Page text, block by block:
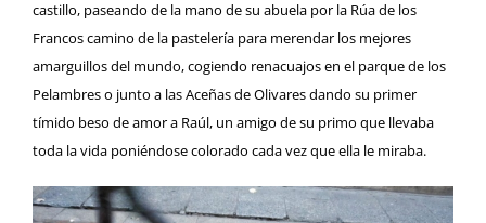
castillo, paseando de la mano de su abuela por la Rúa de los
Francos camino de la pastelería para merendar los mejores
amarguillos del mundo, cogiendo renacuajos en el parque de los
Pelambres o junto a lasAceñas de Olivaresdando su primer
tímido beso de amor a Raúl, un amigo de su primo que llevaba
toda la vida poniéndose colorado cada vez que ella le miraba.